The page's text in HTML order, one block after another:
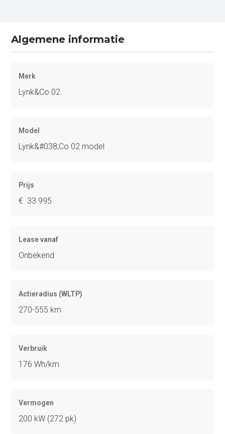
Algemene informatie
Merk
Lynk&Co 02
Model
Lynk&#038;Co 02 model
Prijs
€ 33.995
Lease vanaf
Onbekend
Actieradius (WLTP)
270-555 km
Verbruik
176 Wh/km
Vermogen
200 kW (272 pk)